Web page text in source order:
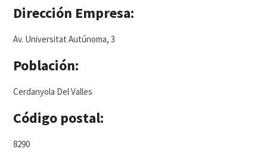
Dirección Empresa:
Av. Universitat Autúnoma, 3
Población:
Cerdanyola Del Valles
Código postal:
8290